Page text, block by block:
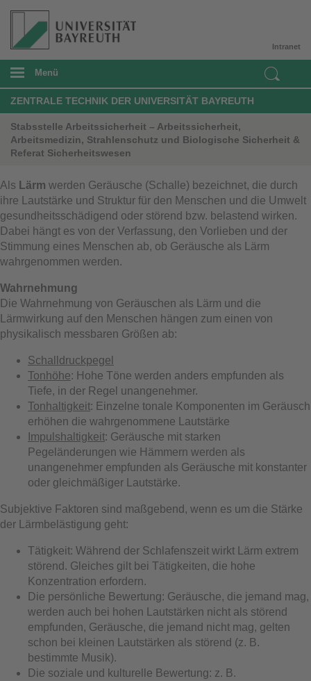
Intranet
Menü
ZENTRALE TECHNIK DER UNIVERSITÄT BAYREUTH
Stabsstelle Arbeitssicherheit – Arbeitssicherheit,
Arbeitsmedizin, Strahlenschutz und Biologische Sicherheit &
Referat Sicherheitswesen
Als Lärm werden Geräusche (Schalle) bezeichnet, die durch
ihre Lautstärke und Struktur für den Menschen und die Umwelt
gesundheitsschädigend oder störend bzw. belastend wirken.
Dabei hängt es von der Verfassung, den Vorlieben und der
Stimmung eines Menschen ab, ob Geräusche als Lärm
wahrgenommen werden.
Wahrnehmung
Die Wahrnehmung von Geräuschen als Lärm und die
Lärmwirkung auf den Menschen hängen zum einen von
physikalisch messbaren Größen ab:
Schalldruckpegel
Tonhöhe: Hohe Töne werden anders empfunden als
Tiefe, in der Regel unangenehmer.
Tonhaltigkeit: Einzelne tonale Komponenten im Geräusch
erhöhen die wahrgenommene Lautstärke
Impulshaltigkeit: Geräusche mit starken
Pegeländerungen wie Hämmern werden als
unangenehmer empfunden als Geräusche mit konstanter
oder gleichmäßiger Lautstärke.
Subjektive Faktoren sind maßgebend, wenn es um die Stärke
der Lärmbelästigung geht:
Tätigkeit: Während der Schlafenszeit wirkt Lärm extrem
störend. Gleiches gilt bei Tätigkeiten, die hohe
Konzentration erfordern.
Die persönliche Bewertung: Geräusche, die jemand mag,
werden auch bei hohen Lautstärken nicht als störend
empfunden, Geräusche, die jemand nicht mag, gelten
schon bei kleinen Lautstärken als störend (z. B.
bestimmte Musik).
Die soziale und kulturelle Bewertung: z. B.